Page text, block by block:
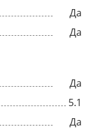
Да
Да
Да
5.1
Да